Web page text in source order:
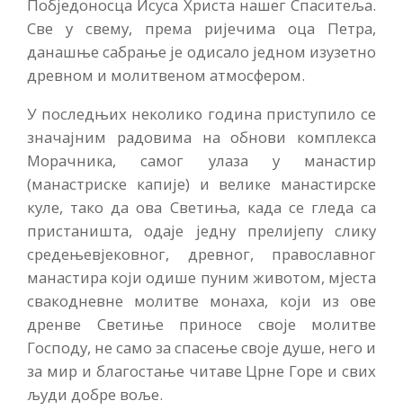
Побједоносца Исуса Христа нашег Спаситеља.
Све у свему, према ријечима оца Петра,
данашње сабрање је одисало једном изузетно
древном и молитвеном атмосфером.
У последњих неколико година приступило се
значајним радовима на обнови комплекса
Морачника, самог улаза у манастир
(манастриске капије) и велике манастирске
куле, тако да ова Светиња, када се гледа са
пристаништа, одаје једну прелијепу слику
средењевјековног, древног, православног
манастира који одише пуним животом, мјеста
свакодневне молитве монаха, који из ове
дренве Светиње приносе своје молитве
Господу, не само за спасење своје душе, него и
за мир и благостање читаве Црне Горе и свих
људи добре воље.